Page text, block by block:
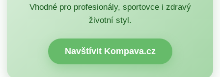
Vhodné pro profesionály, sportovce i zdravý
životní styl.
Navštívit Kompava.cz